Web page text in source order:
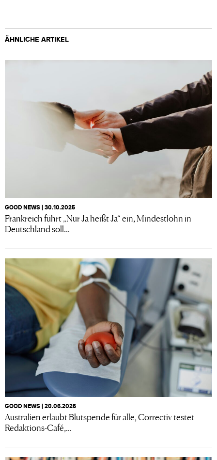
ÄHNLICHE ARTIKEL
GOOD NEWS | 30.10.2025
Frankreich führt „Nur Ja heißt Ja“ ein, Mindestlohn in
Deutschland soll...
GOOD NEWS | 20.06.2025
Australien erlaubt Blutspende für alle, Correctiv testet
Redaktions-Café,...